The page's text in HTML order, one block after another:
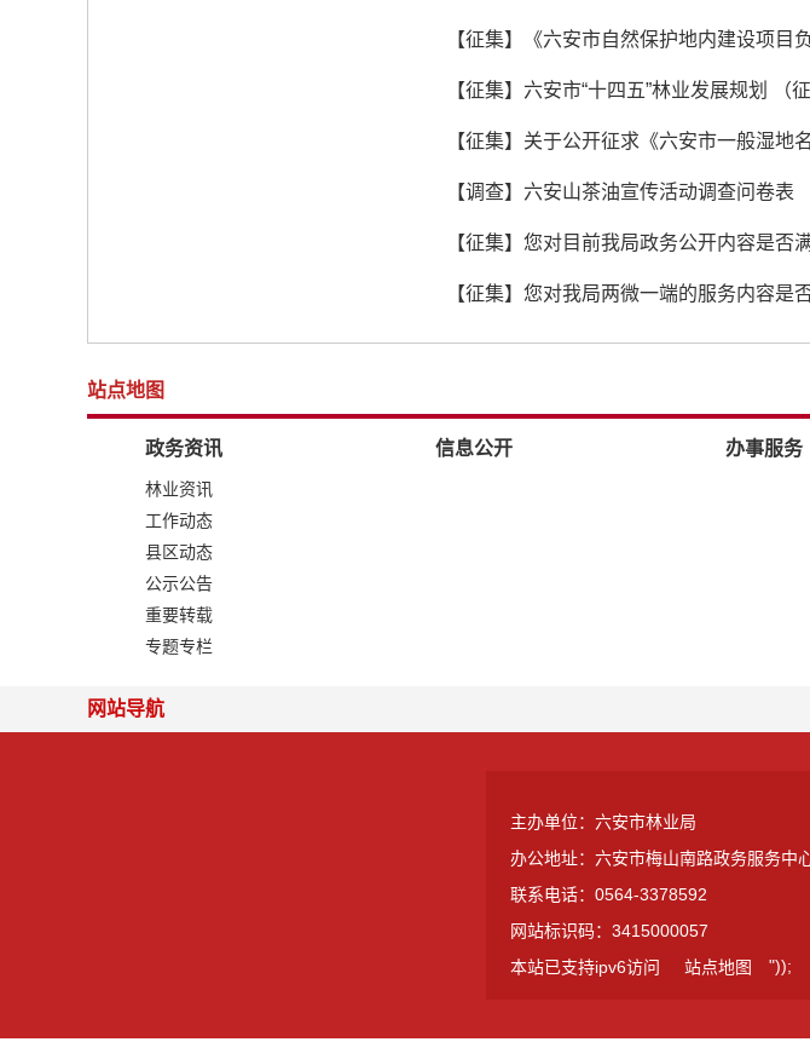
【征集】《六安市自然保护地内建设项目
【征集】六安市“十四五”林业发展规划 （
【征集】关于公开征求《六安市一般湿
【调查】六安山茶油宣传活动调查问卷表
【征集】您对目前我局政务公开内容是否
【征集】您对我局两微一端的服务内容是
站点地图
政务资讯
林业资讯
工作动态
县区动态
公示公告
重要转载
专题专栏
信息公开 办事服务
网站导航
主办单位：六安市林业局
办公地址：六安市梅山南路政务服务中
联系电话：0564-3378592
网站标识码：3415000057
本站已支持ipv6访问
站点地图 "));